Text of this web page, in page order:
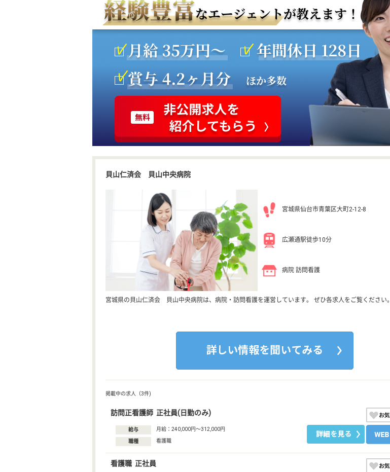
貝山仁済会 貝山中央病院
宮城県仙台市青葉区大町2-12-8
広瀬通駅徒歩10分
病院 訪問看護
宮城県の貝山仁済会 貝山中央病院は、病院・訪問看護を運営しています。 ぜひ各求人をご覧ください。
掲載中の求人（3件)
訪問正看護師 正社員(日勤のみ)
給与 月給：240,000円〜312,000円
職種 看護職
看護職 正社員